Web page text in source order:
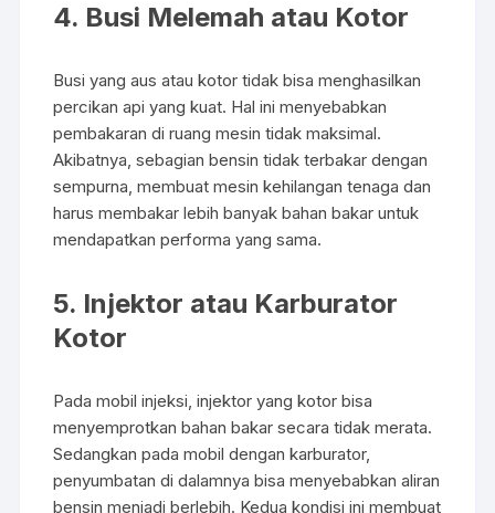
4. Busi Melemah atau Kotor
Busi yang aus atau kotor tidak bisa menghasilkan
percikan api yang kuat. Hal ini menyebabkan
pembakaran di ruang mesin tidak maksimal.
Akibatnya, sebagian bensin tidak terbakar dengan
sempurna, membuat mesin kehilangan tenaga dan
harus membakar lebih banyak bahan bakar untuk
mendapatkan performa yang sama.
5. Injektor atau Karburator
Kotor
Pada mobil injeksi, injektor yang kotor bisa
menyemprotkan bahan bakar secara tidak merata.
Sedangkan pada mobil dengan karburator,
penyumbatan di dalamnya bisa menyebabkan aliran
bensin menjadi berlebih. Kedua kondisi ini membuat